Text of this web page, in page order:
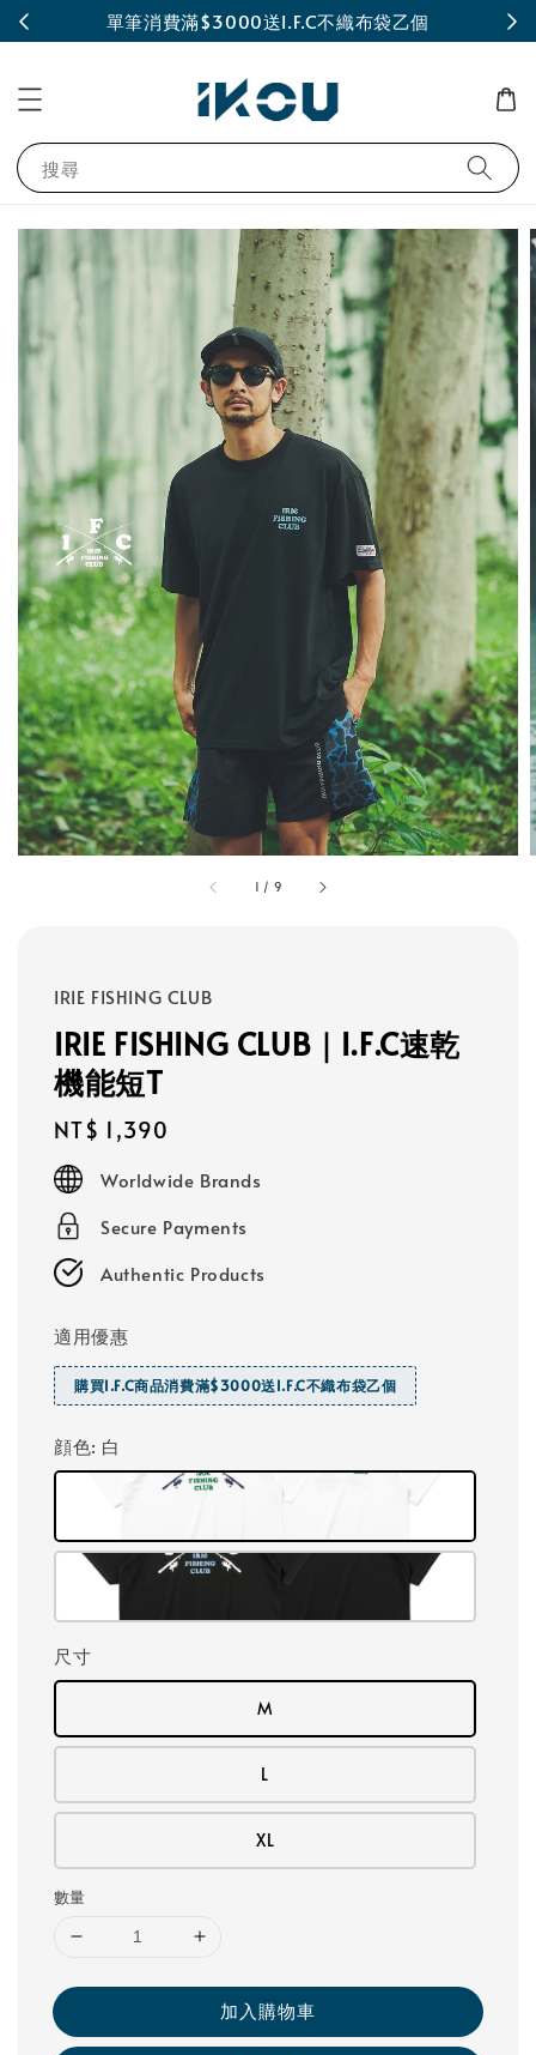
單筆消費滿$3000送I.F.C不織布袋乙個
搜尋
1 / 9
IRIE FISHING CLUB
IRIE FISHING CLUB｜I.F.C速乾
機能短T
Regular
price
NT$ 1,390
Worldwide Brands
Secure Payments
Authentic Products
適用優惠
購買I.F.C商品消費滿$3000送I.F.C不織布袋乙個
顔色: 白
尺寸
M
L
XL
數量
加入購物車